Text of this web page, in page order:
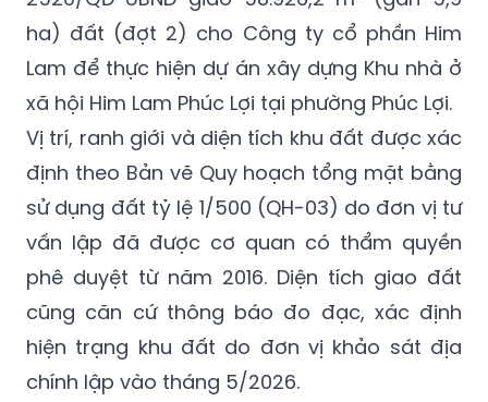
ha) đất (đợt 2) cho Công ty cổ phần Him
Lam để thực hiện dự án xây dựng Khu nhà ở
xã hội Him Lam Phúc Lợi tại phường Phúc Lợi.
Vị trí, ranh giới và diện tích khu đất được xác
định theo Bản vẽ Quy hoạch tổng mặt bằng
sử dụng đất tỷ lệ 1/500 (QH-03) do đơn vị tư
vấn lập đã được cơ quan có thẩm quyền
phê duyệt từ năm 2016. Diện tích giao đất
cũng căn cứ thông báo đo đạc, xác định
hiện trạng khu đất do đơn vị khảo sát địa
chính lập vào tháng 5/2026.